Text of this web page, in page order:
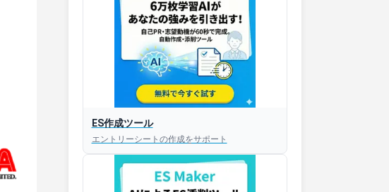
ES作成ツール
エントリーシートの作成をサポート